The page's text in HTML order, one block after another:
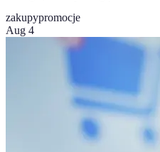
zakupypromocje
Aug 4